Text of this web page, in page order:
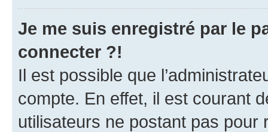
Je me suis enregistré par le
connecter ?!
Il est possible que
compte. En effet, il est courant
utilisateurs ne postant pas pour